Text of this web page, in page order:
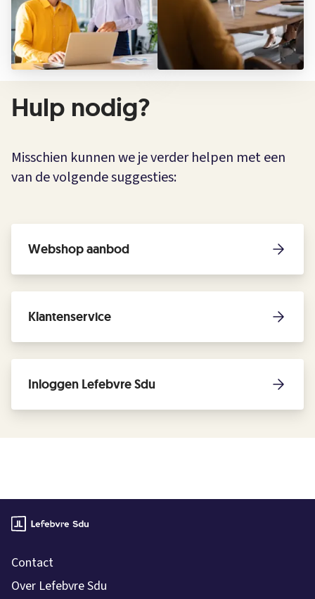
Hulp nodig?
Misschien kunnen we je verder helpen met een
van de volgende suggesties:
Webshop aanbod
Klantenservice
Inloggen Lefebvre Sdu
Contact
Over Lefebvre Sdu